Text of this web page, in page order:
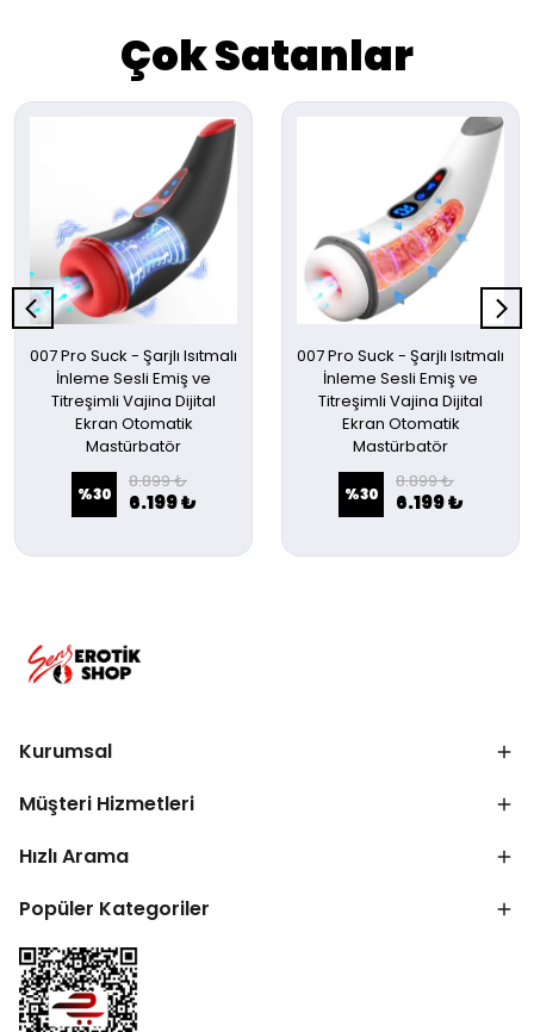
Çok Satanlar
007 Pro Suck - Şarjlı Isıtmalı
İnleme Sesli Emiş ve
Titreşimli Vajina Dijital
Ekran Otomatik
Mastürbatör
%30
8.899 ₺
6.199 ₺
007 Pro Suck - Şarjlı Isıtmalı
İnleme Sesli Emiş ve
Titreşimli Vajina Dijital
Ekran Otomatik
Mastürbatör
%30
8.899 ₺
6.199 ₺
Kurumsal
Müşteri Hizmetleri
Hızlı Arama
Popüler Kategoriler